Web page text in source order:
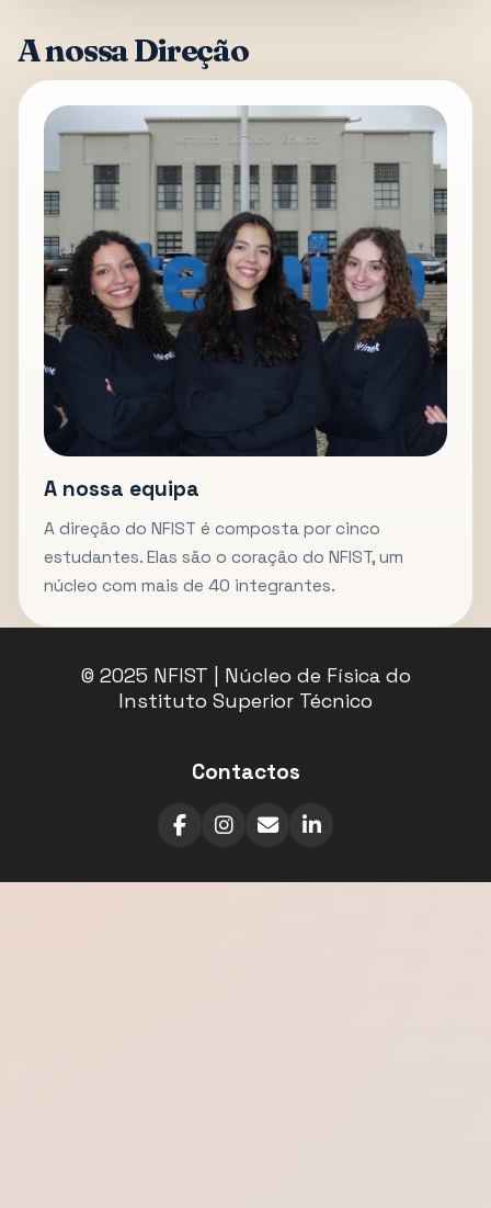
A nossa Direção
A nossa equipa
A direção do NFIST é composta por cinco
estudantes. Elas são o coração do NFIST, um
núcleo com mais de 40 integrantes.
© 2025 NFIST | Núcleo de Física do
Instituto Superior Técnico
Contactos